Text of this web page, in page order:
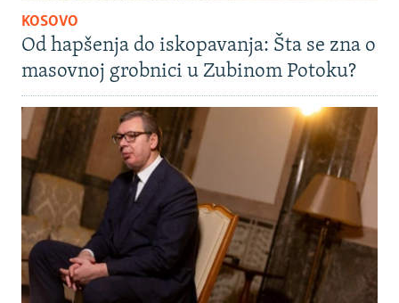
KOSOVO
Od hapšenja do iskopavanja: Šta se zna o
masovnoj grobnici u Zubinom Potoku?